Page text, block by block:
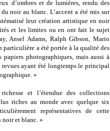
d’ombres et de lumières, rendu des
noir au blanc. L’accent a été mis sur
leur création artistique en noir
et les limites ou en ont fait le sujet
Ansel Adams, Ralph Gibson, Mario
a été portée à la qualité des
photographiques, mais aussi à
ayant été longtemps le principal
»
et l’étendue des collections
riches au monde avec quelque six
représentatives de cette
noir et blanc. »